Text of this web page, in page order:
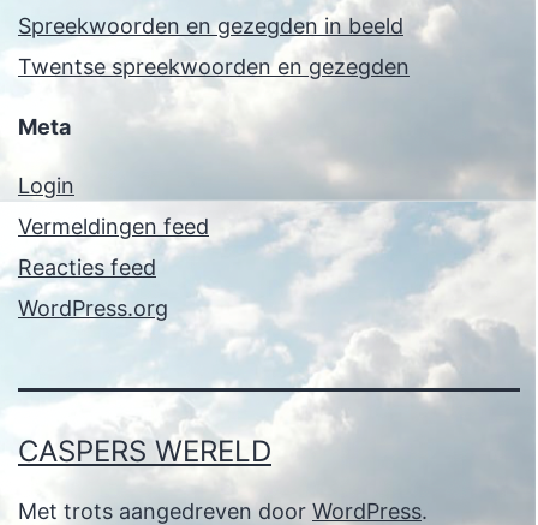
Spreekwoorden en gezegden in beeld
Twentse spreekwoorden en gezegden
Meta
Login
Vermeldingen feed
Reacties feed
WordPress.org
CASPERS WERELD
Met trots aangedreven door WordPress.